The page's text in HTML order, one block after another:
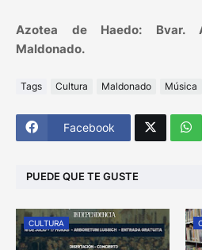
Azotea de Haedo: Bvar.
Maldonado.
Tags Cultura Maldonado Música
Facebook
PUEDE QUE TE GUSTE
CULTURA